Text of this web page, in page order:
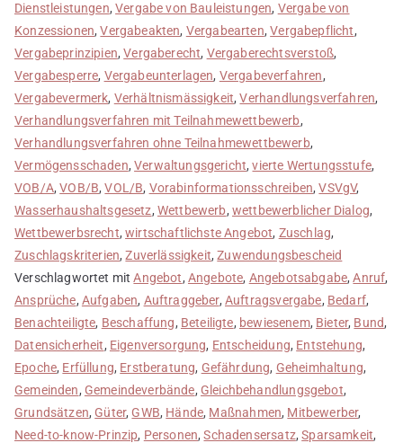
Dienstleistungen,Vergabe von Bauleistungen, Vergabe von
Konzessionen,Vergabeakten, Vergabearten,Vergabepflicht,
Vergabeprinzipien,Vergaberecht, Vergaberechtsverstoß,
Vergabesperre, Vergabeunterlagen, Vergabeverfahren,
Vergabevermerk, Verhältnismässigkeit,Verhandlungsverfahren,
Verhandlungsverfahren mit Teilnahmewettbewerb,
Verhandlungsverfahren ohne Teilnahmewettbewerb,
Vermögensschaden,Verwaltungsgericht,vierte Wertungsstufe,
VOB/A,VOB/B,VOL/B, Vorabinformationsschreiben,VSVgV,
Wasserhaushaltsgesetz, Wettbewerb, wettbewerblicher Dialog,
Wettbewerbsrecht,wirtschaftlichste Angebot, Zuschlag,
Zuschlagskriterien,Zuverlässigkeit,Zuwendungsbescheid
Verschlagwortet mitAngebot, Angebote, Angebotsabgabe,Anruf,
Ansprüche, Aufgaben, Auftraggeber, Auftragsvergabe, Bedarf,
Benachteiligte, Beschaffung, Beteiligte, bewiesenem, Bieter, Bund,
Datensicherheit, Eigenversorgung, Entscheidung, Entstehung,
Epoche, Erfüllung, Erstberatung, Gefährdung, Geheimhaltung,
Gemeinden, Gemeindeverbände, Gleichbehandlungsgebot,
Grundsätzen, Güter, GWB, Hände, Maßnahmen, Mitbewerber,
Need-to-know-Prinzip, Personen,Schadensersatz,Sparsamkeit,